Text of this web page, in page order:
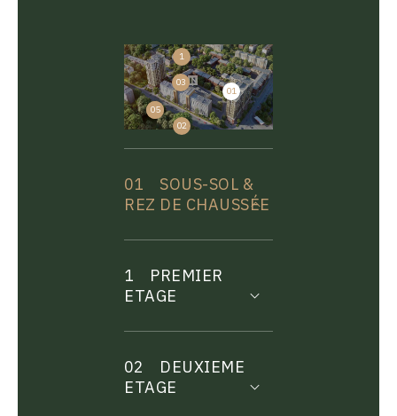
01
1
02
03
04
05
01
SOUS-SOL &
REZ DE CHAUSSÉE
1
PREMIER
ETAGE
02
DEUXIEME
ETAGE